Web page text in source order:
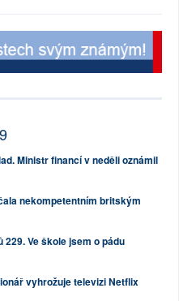
Ministr financí v neděli oznámil
nekompetentním britským
Ve škole jsem o pádu
vyhrožuje televizi Netflix